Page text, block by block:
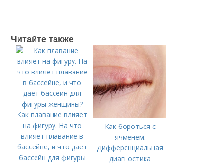
Читайте также
Как плавание влияет
на фигуру. На что
влияет плавание в
бассейне, и что дает
бассейн для фигуры
Как бороться с
ячменем.
Дифференциальная
диагностика